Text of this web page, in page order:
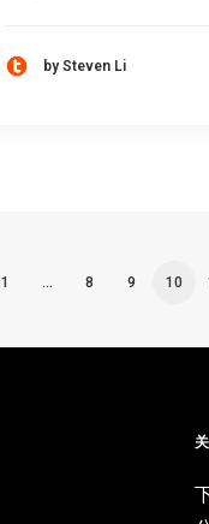
by Steven Li
1 … 8 9 10